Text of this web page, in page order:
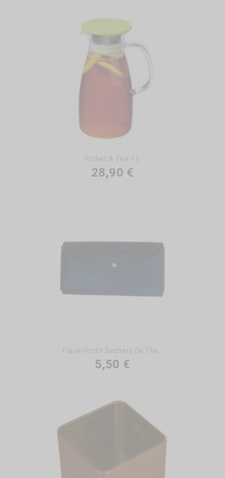
Pichet À Thé 1 L
28,90 €
Travel Porte Sachets De Thé...
5,50 €